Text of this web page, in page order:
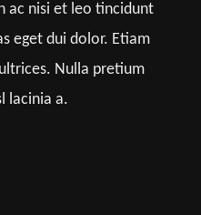
ac nisi et leo tincidunt
eget dui dolor. Etiam
Nulla pretium
lacinia a.